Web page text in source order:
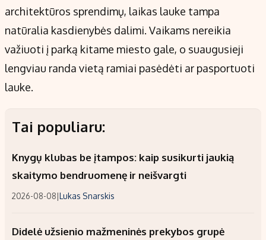
architektūros sprendimų, laikas lauke tampa
natūralia kasdienybės dalimi. Vaikams nereikia
važiuoti į parką kitame miesto gale, o suaugusieji
lengviau randa vietą ramiai pasėdėti ar pasportuoti
lauke.
Tai populiaru:
Knygų klubas be įtampos: kaip susikurti jaukią
skaitymo bendruomenę ir neišvargti
2026-08-08|Lukas Snarskis
Didelė užsienio mažmeninės prekybos grupė